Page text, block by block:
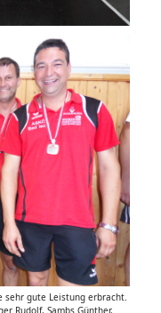
sehr gute Leistung erbracht.